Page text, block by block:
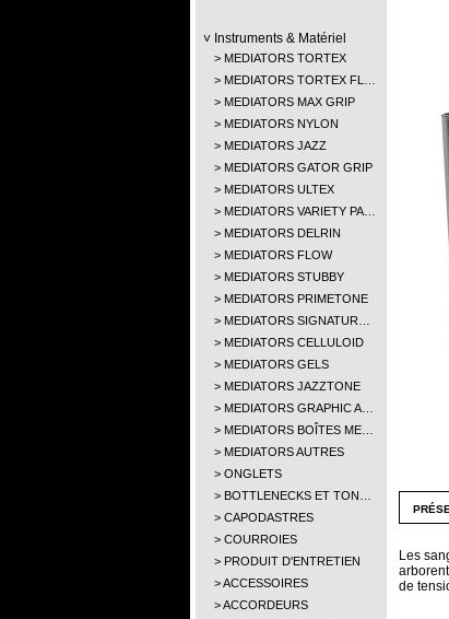
Instruments & Matériel
MEDIATORS TORTEX
MEDIATORS TORTEX FL…
MEDIATORS MAX GRIP
MEDIATORS NYLON
MEDIATORS JAZZ
MEDIATORS GATOR GRIP
MEDIATORS ULTEX
MEDIATORS VARIETY PA…
MEDIATORS DELRIN
MEDIATORS FLOW
MEDIATORS STUBBY
MEDIATORS PRIMETONE
MEDIATORS SIGNATUR…
MEDIATORS CELLULOID
MEDIATORS GELS
MEDIATORS JAZZTONE
MEDIATORS GRAPHIC A…
MEDIATORS BOÎTES ME…
MEDIATORS AUTRES
ONGLETS
BOTTLENECKS ET TON…
CAPODASTRES
COURROIES
PRODUIT D'ENTRETIEN
ACCESSOIRES
ACCORDEURS
Les
de